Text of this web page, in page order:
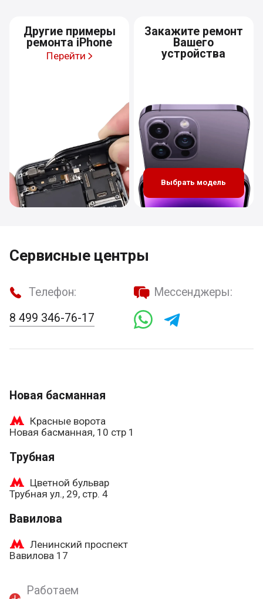
Другие примеры
ремонта iPhone
Перейти
Закажите ремонт
Вашего
устройства
Выбрать модель
Сервисные центры
Телефон:
8 499 346-76-17
Мессенджеры:
Новая басманная
Красные ворота
Новая басманная, 10 стр 1
Трубная
Цветной бульвар
Трубная ул., 29, стр. 4
Вавилова
Ленинский проспект
Вавилова 17
Работаем